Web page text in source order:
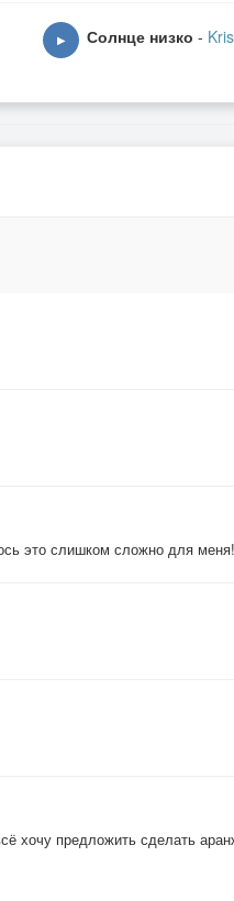
▶ Солнце низко -
это слишком сложно для
хочу предложить сделать